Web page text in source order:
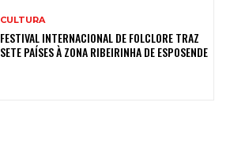
CULTURA
FESTIVAL INTERNACIONAL DE FOLCLORE TRAZ
SETE PAÍSES À ZONA RIBEIRINHA DE ESPOSENDE